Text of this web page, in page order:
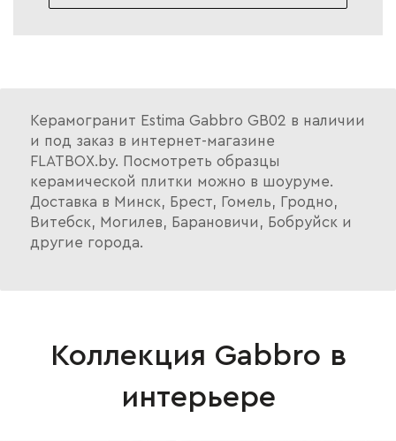
Керамогранит Estima Gabbro GB02 в наличии
и под заказ в интернет-магазине
FLATBOX.by. Посмотреть образцы
керамической плитки можно в шоуруме.
Доставка в Минск, Брест, Гомель, Гродно,
Витебск, Могилев, Барановичи, Бобруйск и
другие города.
Коллекция Gabbro в
интерьере